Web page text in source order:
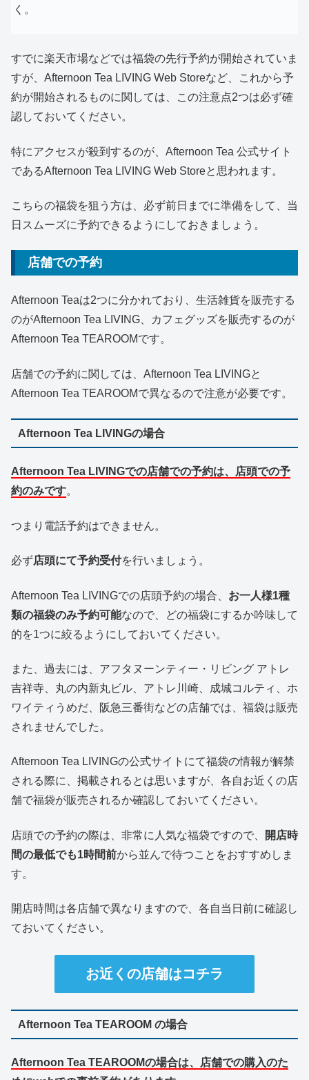
く。
すでに楽天市場などでは福袋の先行予約が開始されていま
すが、Afternoon Tea LIVING Web Storeなど、これから予
約が開始されるものに関しては、この注意点2つは必ず確
認しておいてください。
特にアクセスが殺到するのが、Afternoon Tea 公式サイト
であるAfternoon Tea LIVING Web Storeと思われます。
こちらの福袋を狙う方は、必ず前日までに準備をして、当
日スムーズに予約できるようにしておきましょう。
店舗での予約
Afternoon Teaは2つに分かれており、生活雑貨を販売する
のがAfternoon Tea LIVING、カフェグッズを販売するのが
Afternoon Tea TEAROOMです。
店舗での予約に関しては、Afternoon Tea LIVINGと
Afternoon Tea TEAROOMで異なるので注意が必要です。
Afternoon Tea LIVINGの場合
Afternoon Tea LIVINGでの店舗での予約は、店頭での予
約のみです。
つまり 電話予約はできません。
必ず店頭にて予約受付を行いましょう。
Afternoon Tea LIVINGでの店頭予約の場合、 お一人様1種
類の福袋のみ予約可能なので、どの福袋にするか吟味して
的を1つに絞るようにしておいてください。
また、過去には、アフタヌーンティー・リビング アトレ
吉祥寺、丸の内新丸ビル、アトレ川崎、成城コルティ、ホ
ワイティうめだ、阪急三番街などの店舗では、福袋は販売
されませんでした。
Afternoon Tea LIVINGの公式サイトにて福袋の情報が解禁
される際に、掲載されるとは思いますが、各自お近くの店
舗で福袋が販売されるか確認しておいてください。
店頭での予約の際は、非常に人気な福袋ですので、
開店時
間の最低でも1時間前から並んで待つことをおすすめしま
す。
開店時間は各店舗で異なりますので、各自当日前に確認し
ておいてください。
お近くの店舗はコチラ
Afternoon Tea TEAROOM の場合
Afternoon Tea TEAROOMの場合は、店舗での購入のた